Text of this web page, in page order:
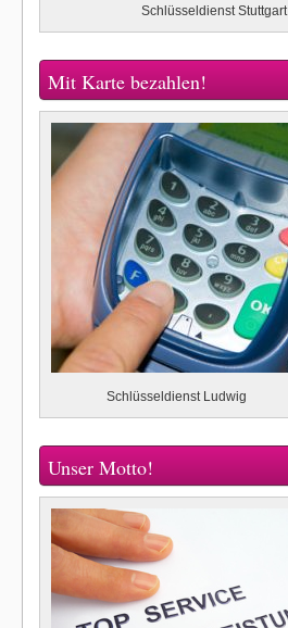
Schlüsseldienst Stuttgart
Mit Karte bezahlen!
Schlüsseldienst Ludwig
Unser Motto!